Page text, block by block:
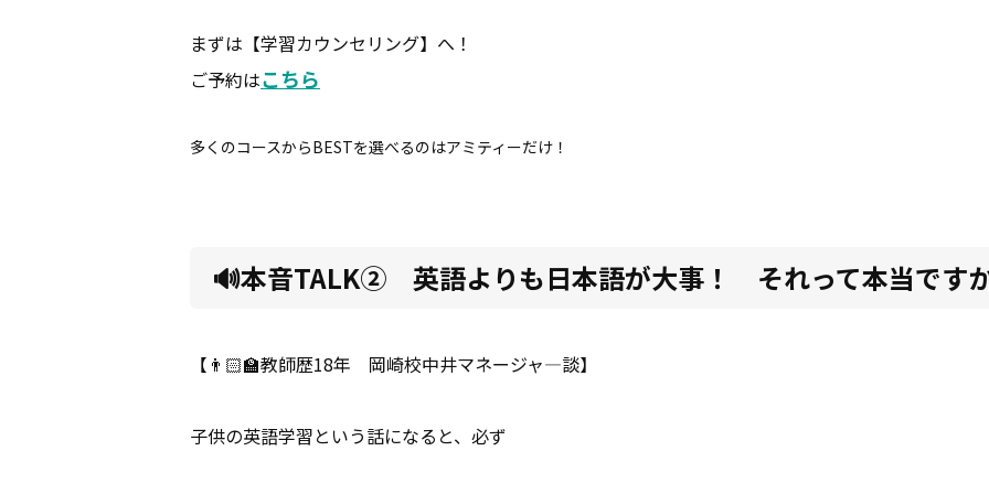
まずは【学習カウンセリング】へ！
ご予約はこちら
多くのコースからBESTを選べるのはアミティーだけ！
🔊本音TALK② 英語よりも日本語が大事！ それって本当です
【👨🏻‍🏫教師歴18年 岡崎校中井マネージャ―談】
子供の英語学習という話になると、必ず